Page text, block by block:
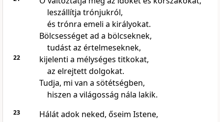
leszállítja trónjukról,
és trónra emeli a királyokat.
Bölcsességet ad a bölcseknek,
tudást az értelmeseknek,
22
kijelenti a mélységes titkokat,
az elrejtett dolgokat.
Tudja, mi van a sötétségben,
hiszen a világosság nála lakik.
23
Hálát adok neked, őseim Istene,